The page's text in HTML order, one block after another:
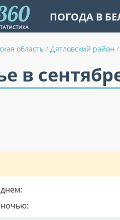
ПОГОДА В
область / Дятловский район /
в
ночью: